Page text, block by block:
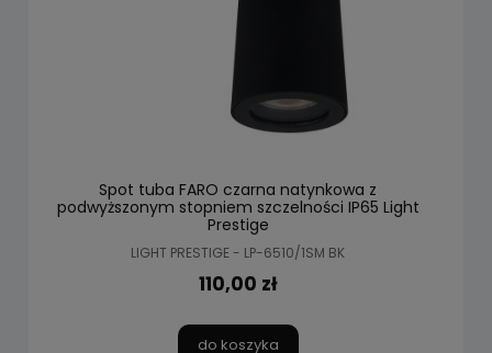
Spot tuba FARO czarna natynkowa z
podwyższonym stopniem szczelności IP65 Light
Prestige
LIGHT PRESTIGE - LP-6510/1SM BK
110,00 zł
do koszyka